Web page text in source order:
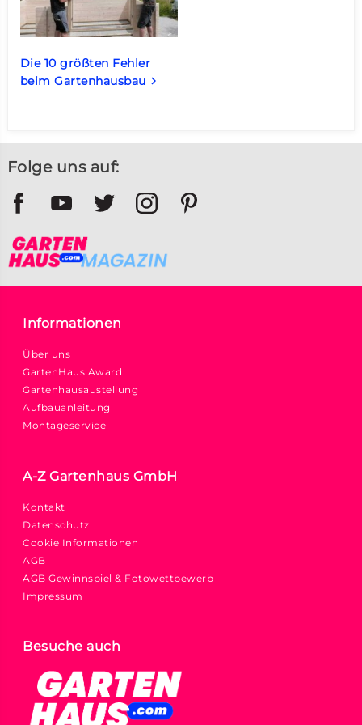
Die 10 größten Fehler
beim Gartenhausbau keyboard_arrow_right
Folge uns auf:
Informationen
Über uns
GartenHaus Award
Gartenhausaustellung
Aufbauanleitung
Montageservice
A-Z Gartenhaus GmbH
Kontakt
Datenschutz
Cookie Informationen
AGB
AGB Gewinnspiel & Fotowettbewerb
Impressum
Besuche auch